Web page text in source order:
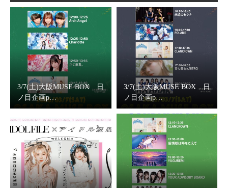
3/7(土)大阪MUSE BOX 日
ノ目企画p…
3/7(土)大阪MUSE BOX 日
ノ目企画p…